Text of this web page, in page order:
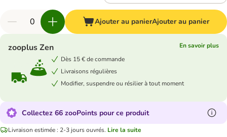
Ajouter au panierAjouter au panier
zooplus Zen
En savoir plus
Dès 15 € de commande
Livraisons régulières
Modifier, suspendre ou résilier à tout moment
Collectez 66 zooPoints pour ce produit
Livraison estimée : 2-3 jours ouvrés. Lire la suite